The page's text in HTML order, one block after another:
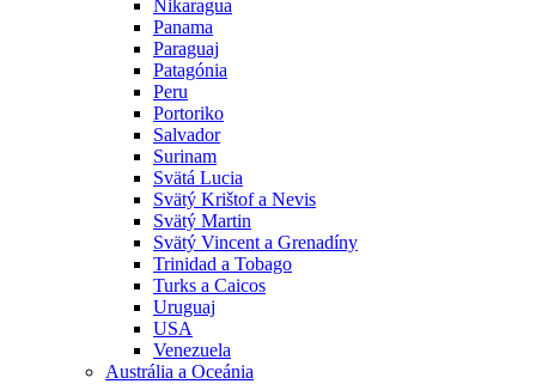
Nikaragua
Panama
Paraguaj
Patagónia
Peru
Portoriko
Salvador
Surinam
Svätá Lucia
Svätý Krištof a Nevis
Svätý Martin
Svätý Vincent a Grenadíny
Trinidad a Tobago
Turks a Caicos
Uruguaj
USA
Venezuela
Austrália a Oceánia